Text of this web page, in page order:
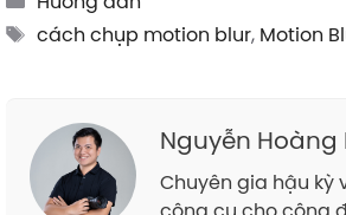
Tags
cách chụp motion blur, Motion
Nguyễn Hoàng
Chuyên gia hậu kỳ
công cụ cho cộng